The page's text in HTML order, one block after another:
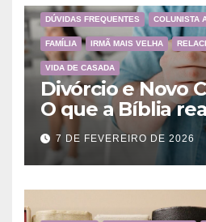
DÚVIDAS FREQUENTES COLUNISTA
FAMÍLIA IRMÃ MAIS VELHA
VIDA DE CASADA
Divórcio e Novo
O que a Bíblia
ensina
7 DE FEVEREIRO DE 2026